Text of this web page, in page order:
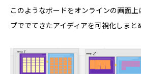
このようなボードをオンラインの画面
プででてきたアイディアを可視化しまと